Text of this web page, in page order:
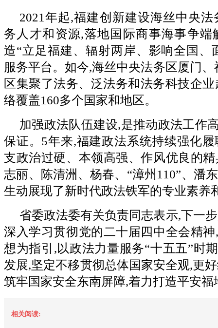
2021年起,福建创新建设海丝中央
务人才和资源,落地国际商事海事争端
造“立足福建、辐射两岸、影响全国、
服务平台。如今,海丝中央法务区厦门
区集聚了法务、泛法务和法务科技企
络覆盖160多个国家和地区。
加强政法队伍建设,是推动政法工作
保证。5年来,福建政法系统持续强化
支政治过硬、本领高强、作风优良的
志丽、陈清洲、杨春、“漳州110”、潘
生动展现了新时代政法铁军的专业素养
省委政法委有关负责同志表示,下一
深入学习贯彻党的二十届四中全会精
想为指引,以政法力量服务“十五五”时
发展,坚定不移贯彻总体国家安全观,更
筑牢国家安全东南屏障,着力打造平安
相关阅读: